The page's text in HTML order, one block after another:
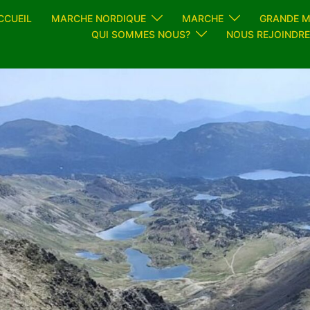
MARCHE NORDIQUE MARCHE GRANDE
QUI SOMMES NOUS?
NOUS